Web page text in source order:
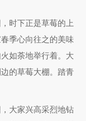
时下正是草莓的上
季心向往之的美味
如荼地举行着。大
的草莓大棚。踏青
大家兴高采烈地钻